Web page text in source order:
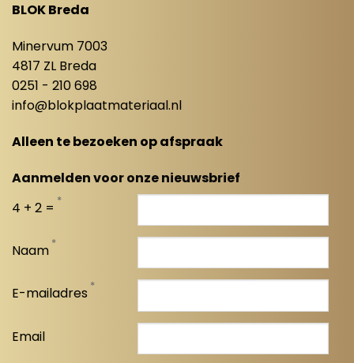
BLOK Breda
Minervum 7003
4817 ZL Breda
0251 - 210 698
info@blokplaatmateriaal.nl
Alleen te bezoeken op afspraak
Aanmelden voor onze nieuwsbrief
4 + 2 = *
Naam *
E-mailadres *
Email